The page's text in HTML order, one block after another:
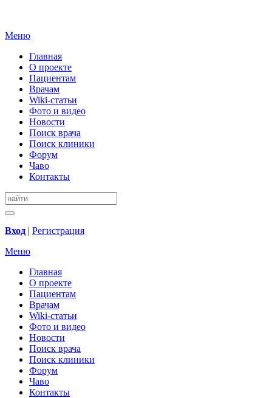
Меню
Главная
О проекте
Пациентам
Врачам
Wiki-статьи
Фото и видео
Новости
Поиск врача
Поиск клиники
Форум
Чаво
Контакты
Вход | Регистрация
Меню
Главная
О проекте
Пациентам
Врачам
Wiki-статьи
Фото и видео
Новости
Поиск врача
Поиск клиники
Форум
Чаво
Контакты